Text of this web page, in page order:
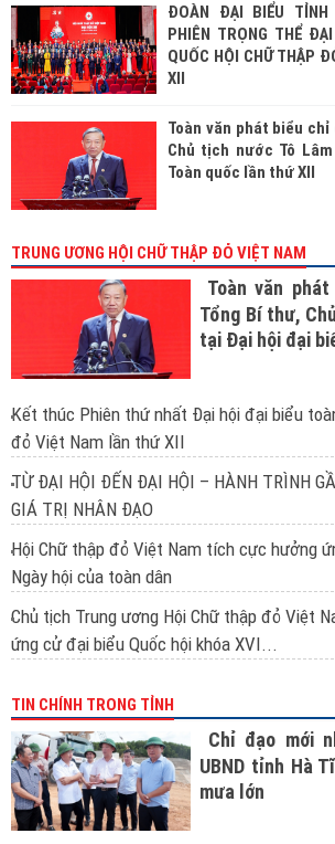
ĐOÀN ĐẠI BIỂU
PHIÊN TRỌNG THỂ
QUỐC HỘI CHỮ THẬP
XII
Toàn văn phát biểu
Chủ tịch nước Tô
Toàn quốc lần thứ XII
TRUNG ƯƠNG HỘI CHỮ THẬP ĐỎ VIỆT NAM
Toàn văn
Tổng Bí thư,
tại Đại hội đại
Kết thúc Phiên thứ nhất Đại hội đại biểu
đỏ Việt Nam lần thứ XII
TỪ ĐẠI HỘI ĐẾN ĐẠI HỘI – HÀNH TRÌNH
GIÁ TRỊ NHÂN ĐẠO
Hội Chữ thập đỏ Việt Nam tích cực hưởng
Ngày hội của toàn dân
Chủ tịch Trung ương Hội Chữ thập đỏ Việt
ứng cử đại biểu Quốc hội khóa XVI...
TIN CHÍNH TRONG TỈNH
Chỉ đạo mới
UBND tỉnh Hà
mưa lớn